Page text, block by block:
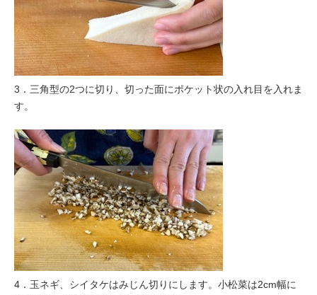
3．三角型の2つに切り、切った面にポケット状の入れ目を入れま
す。
4．玉ネギ、シイタケはみじん切りにします。小松菜は2cm幅に